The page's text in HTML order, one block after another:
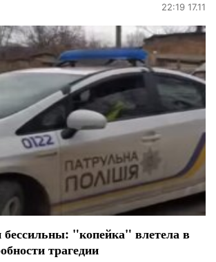
22:19 17.11
"копейка" влетела в
трагедии